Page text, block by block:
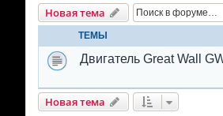
Новая тема
ТЕМЫ
Двигатель Great Wall
Новая тема